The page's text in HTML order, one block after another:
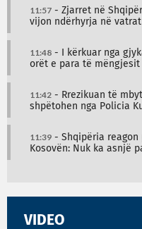
11:57 - Zjarret në
vijon ndërhyrja në
11:48 - I kërkuar nga
orët e para të mëngjesit
11:42 - Rrezikuan të
shpëtohen nga Policia
11:39 - Shqipëria reagon
Kosovën: Nuk ka asnjë
VIDEO